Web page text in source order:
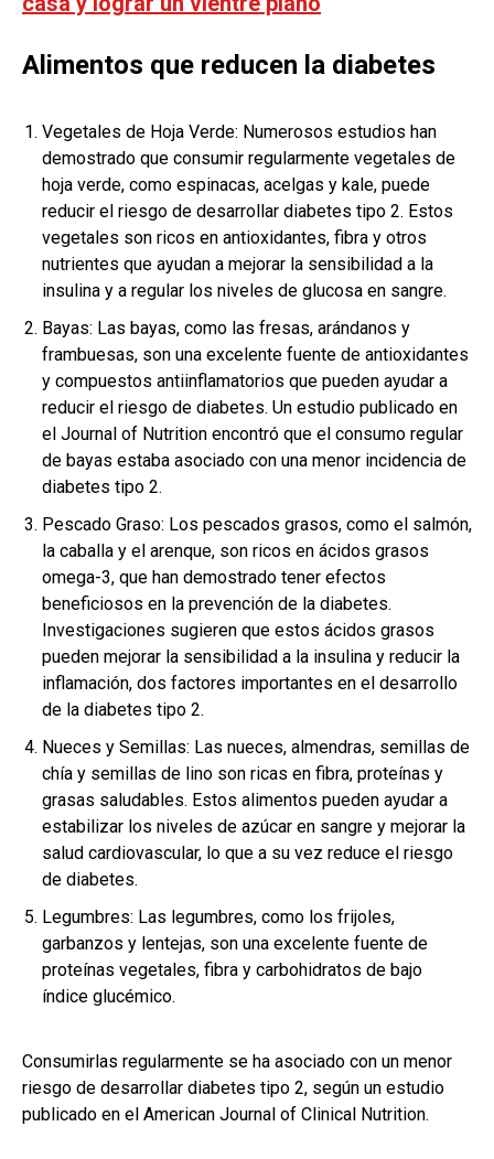
Alimentos que reducen la diabetes
Vegetales de Hoja Verde: Numerosos estudios han
demostrado que consumir regularmente vegetales de
hoja verde, como espinacas, acelgas y kale, puede
reducir el riesgo de desarrollar diabetes tipo 2. Estos
vegetales son ricos en antioxidantes, fibra y otros
nutrientes que ayudan a mejorar la sensibilidad a la
insulina y a regular los niveles de glucosa en sangre.
Bayas: Las bayas, como las fresas, arándanos y
frambuesas, son una excelente fuente de antioxidantes
y compuestos antiinflamatorios que pueden ayudar a
reducir el riesgo de diabetes. Un estudio publicado en
el Journal of Nutrition encontró que el consumo regular
de bayas estaba asociado con una menor incidencia de
diabetes tipo 2.
Pescado Graso: Los pescados grasos, como el salmón,
la caballa y el arenque, son ricos en ácidos grasos
omega-3, que han demostrado tener efectos
beneficiosos en la prevención de la diabetes.
Investigaciones sugieren que estos ácidos grasos
pueden mejorar la sensibilidad a la insulina y reducir la
inflamación, dos factores importantes en el desarrollo
de la diabetes tipo 2.
Nueces y Semillas: Las nueces, almendras, semillas de
chía y semillas de lino son ricas en fibra, proteínas y
grasas saludables. Estos alimentos pueden ayudar a
estabilizar los niveles de azúcar en sangre y mejorar la
salud cardiovascular, lo que a su vez reduce el riesgo
de diabetes.
Legumbres: Las legumbres, como los frijoles,
garbanzos y lentejas, son una excelente fuente de
proteínas vegetales, fibra y carbohidratos de bajo
índice glucémico.
Consumirlas regularmente se ha asociado con un menor
riesgo de desarrollar diabetes tipo 2, según un estudio
publicado en el American Journal of Clinical Nutrition.